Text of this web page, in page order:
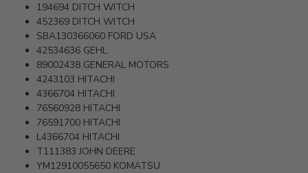
194694 DITCH WITCH
452369 DITCH WITCH
SBA130366060 FORD USA
42534636 GEHL
89002438 GENERAL MOTORS
4243103 HITACHI
4366704 HITACHI
76560928 HITACHI
76591700 HITACHI
L4366704 HITACHI
T111383 JOHN DEERE
YM12910055650 KOMATSU